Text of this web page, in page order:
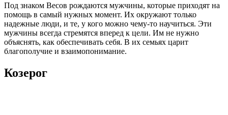
Под знаком Весов рождаются мужчины, которые приходят на
помощь в самый нужных момент. Их окружают только
надежные люди, и те, у кого можно чему-то научиться. Эти
мужчины всегда стремятся вперед к цели. Им не нужно
объяснять, как обеспечивать себя. В их семьях царит
благополучие и взаимопонимание.
Козерог